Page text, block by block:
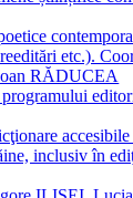
reeditări etc.).
RĂDUCEA
inclusiv în